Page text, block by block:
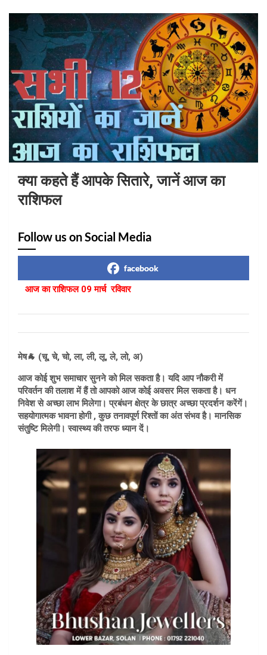
क्या कहते हैं आपके सितारे, जानें आज का
राशिफल
Follow us on Social Media
facebook
आज का राशिफल 09 मार्च रविवार
मेष🐐 (चू, चे, चो, ला, ली, लू, ले, लो, अ)
आज कोई शुभ समाचार सुनने को मिल सकता है। यदि आप नौकरी में
परिवर्तन की तलाश में हैं तो आपको आज कोई अवसर मिल सकता है। धन
निवेश से अच्छा लाभ मिलेगा। प्रबंधन क्षेत्र के छात्र अच्छा प्रदर्शन करेंगें।
सहयोगात्मक भावना होगी , कुछ तनावपूर्ण रिश्तों का अंत संभव है। मानसिक
संतुष्टि मिलेगी। स्वास्थ्य की तरफ ध्यान दें।